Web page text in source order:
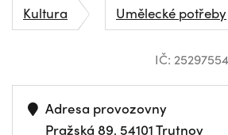
Kultura
Umělecké potřeby
IČ: 25297554
Adresa provozovny
Pražská 89, 54101 Trutnov